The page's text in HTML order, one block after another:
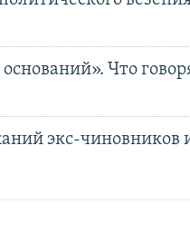
Что
экс-